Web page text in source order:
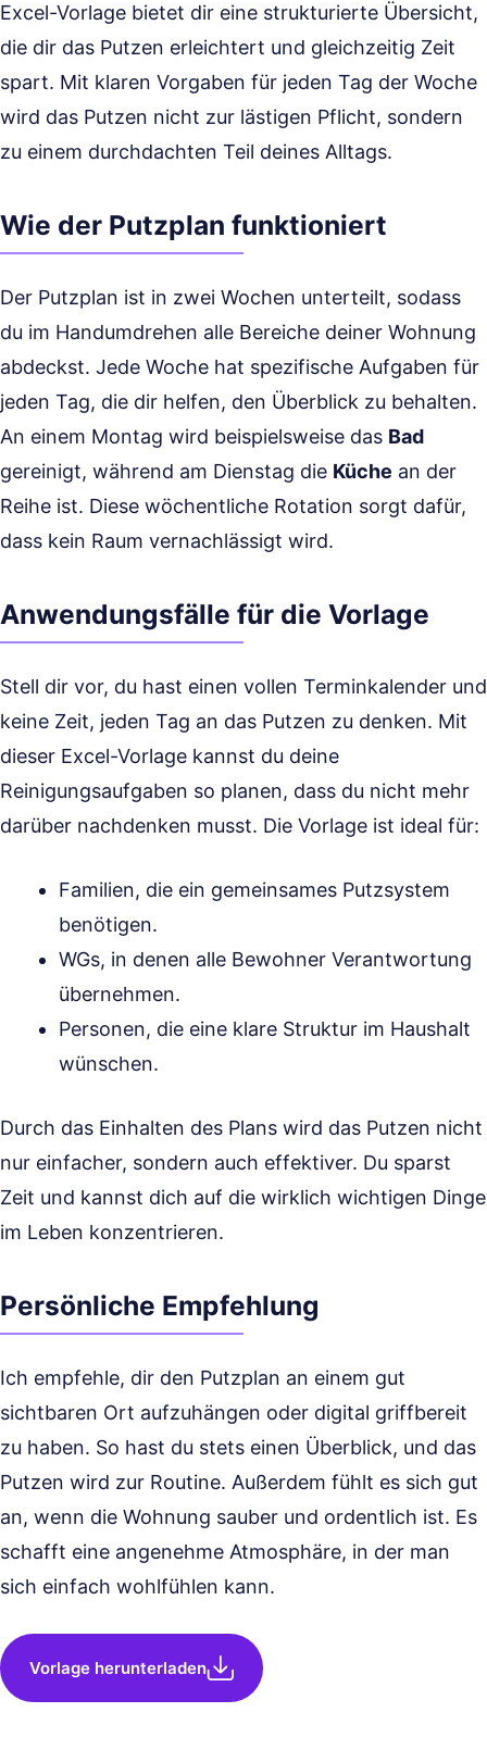
Excel-Vorlage bietet dir eine strukturierte Übersicht,
die dir das Putzen erleichtert und gleichzeitig Zeit
spart. Mit klaren Vorgaben für jeden Tag der Woche
wird das Putzen nicht zur lästigen Pflicht, sondern
zu einem durchdachten Teil deines Alltags.
Wie der Putzplan funktioniert
Der Putzplan ist in zwei Wochen unterteilt, sodass
du im Handumdrehen alle Bereiche deiner Wohnung
abdeckst. Jede Woche hat spezifische Aufgaben für
jeden Tag, die dir helfen, den Überblick zu behalten.
An einem Montag wird beispielsweise das Bad
gereinigt, während am Dienstag die Küche an der
Reihe ist. Diese wöchentliche Rotation sorgt dafür,
dass kein Raum vernachlässigt wird.
Anwendungsfälle für die Vorlage
Stell dir vor, du hast einen vollen Terminkalender und
keine Zeit, jeden Tag an das Putzen zu denken. Mit
dieser Excel-Vorlage kannst du deine
Reinigungsaufgaben so planen, dass du nicht mehr
darüber nachdenken musst. Die Vorlage ist ideal für:
Familien, die ein gemeinsames Putzsystem
benötigen.
WGs, in denen alle Bewohner Verantwortung
übernehmen.
Personen, die eine klare Struktur im Haushalt
wünschen.
Durch das Einhalten des Plans wird das Putzen nicht
nur einfacher, sondern auch effektiver. Du sparst
Zeit und kannst dich auf die wirklich wichtigen Dinge
im Leben konzentrieren.
Persönliche Empfehlung
Ich empfehle, dir den Putzplan an einem gut
sichtbaren Ort aufzuhängen oder digital griffbereit
zu haben. So hast du stets einen Überblick, und das
Putzen wird zur Routine. Außerdem fühlt es sich gut
an, wenn die Wohnung sauber und ordentlich ist. Es
schafft eine angenehme Atmosphäre, in der man
sich einfach wohlfühlen kann.
Vorlage herunterladen